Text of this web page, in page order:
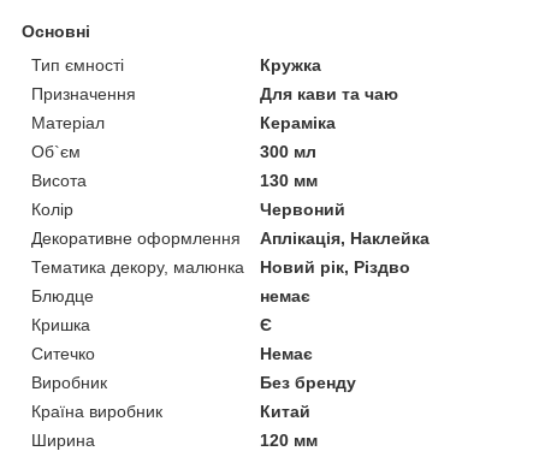
Основні
Тип ємності
Кружка
Призначення
Для кави та чаю
Матеріал
Кераміка
Об`єм
300 мл
Висота
130 мм
Колір
Червоний
Декоративне оформлення
Аплікація, Наклейка
Тематика декору, малюнка
Новий рік, Різдво
Блюдце
немає
Кришка
Є
Ситечко
Немає
Виробник
Без бренду
Країна виробник
Китай
Ширина
120 мм